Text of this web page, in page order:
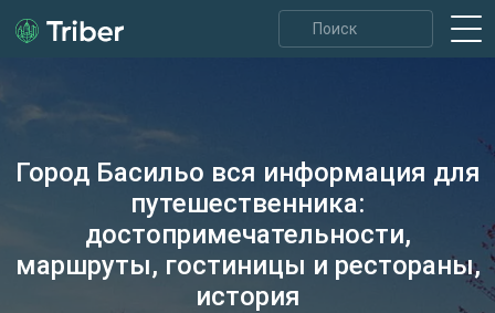
Город Басильо вся информация для
путешественника:
достопримечательности,
маршруты, гостиницы и рестораны,
история